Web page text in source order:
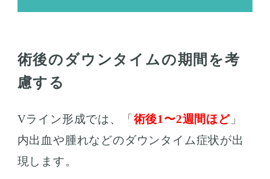
術後のダウンタイムの期間を考
慮する
Vライン形成では、「 術後1〜2週間ほど」
内出血や腫れなどのダウンタイム症状が出
現します。